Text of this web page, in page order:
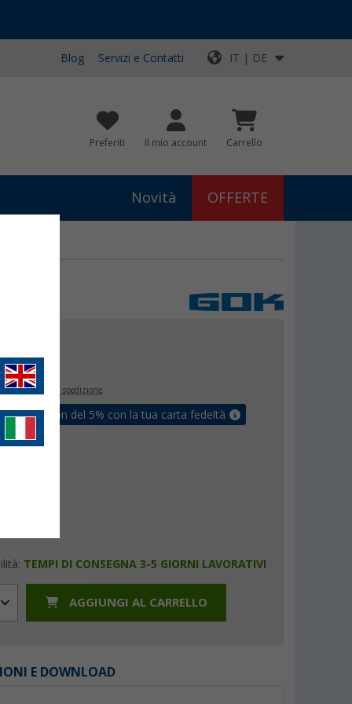
Blog Servizi e Contatti IT | DE
Preferiti Il mio account Carrello
Novità OFFERTE
€
+ Spese di spedizione
un coupon del 5% con la tua carta fedeltà
TEMPI DI CONSEGNA 3-5 GIORNI LAVORATIVI
AGGIUNGI AL CARRELLO
E DOWNLOAD